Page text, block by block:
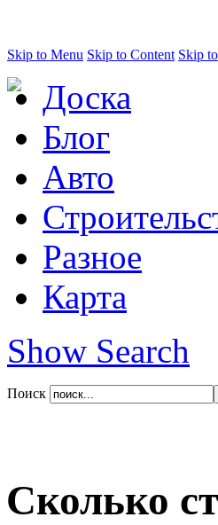
Skip to Menu Skip to Content Skip
Доска
Блог
Авто
Разное
Карта
Show Search
Поиск
Сколько